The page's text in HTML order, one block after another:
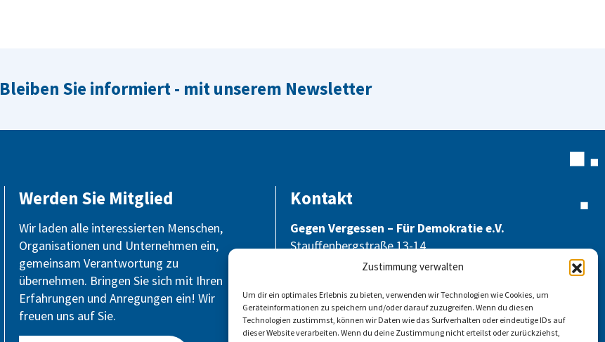
Zustimmung verwalten
Um dir ein optimales Erlebnis zu bieten, verwenden wir Technologien wie Cookies, um
Geräteinformationen zu speichern und/oder darauf zuzugreifen. Wenn du diesen
Technologien zustimmst, können wir Daten wie das Surfverhalten oder eindeutige IDs auf
dieser Website verarbeiten. Wenn du deine Zustimmung nicht erteilst oder zurückziehst,
Bleiben Sie informiert - mit unserem Newsletter
Werden Sie Mitglied
Wir laden alle interessierten Menschen,
Organisationen und Unternehmen ein,
gemeinsam Verantwortung zu
übernehmen. Bringen Sie sich mit Ihren
Erfahrungen und Anregungen ein! Wir
freuen uns auf Sie.
Kontakt
Gegen Vergessen – Für Demokratie e.V.
Stauffenbergstraße 13-14
info@gegen-vergessen.de